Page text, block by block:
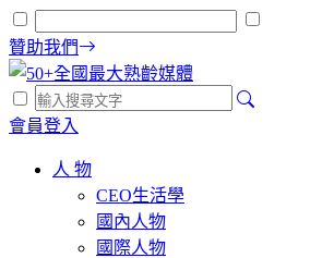
贊助我們
會員登入
人 物
CEO生活學
國內人物
國際人物